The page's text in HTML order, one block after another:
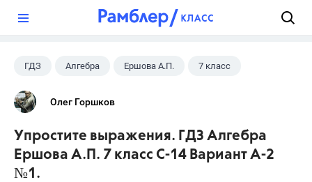
ГДЗ Алгебра Ершова А.П. 7 класс
Олег Горшков
Упростите выражения. ГДЗ Алгебра
Ершова А.П. 7 класс С-14 Вариант А-2
№1.